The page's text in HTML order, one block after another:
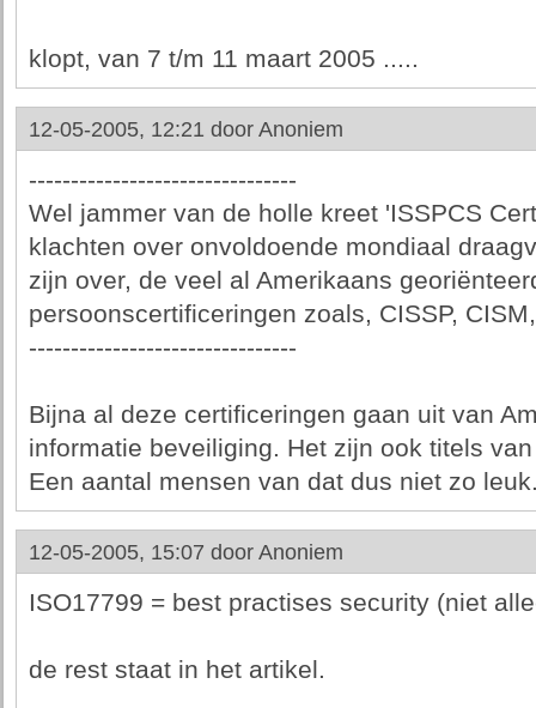
klopt, van 7 t/m 11 maart 2005 .....
12-05-2005, 12:21 door Anoniem
--------------------------------
Wel jammer van de holle kreet 'ISSPCS
klachten over onvoldoende mondiaal
zijn over, de veel al Amerikaans
persoonscertificeringen zoals, CISSP,
--------------------------------
Bijna al deze certificeringen gaan uit van
informatie beveiliging. Het zijn ook titels
Een aantal mensen van dat dus niet zo
12-05-2005, 15:07 door Anoniem
ISO17799 = best practises security (niet
de rest staat in het artikel.